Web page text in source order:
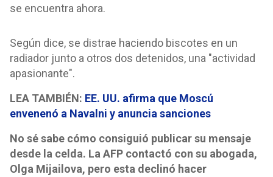
se encuentra ahora.
Según dice, se distrae haciendo biscotes en un
radiador junto a otros dos detenidos, una "actividad
apasionante".
LEA TAMBIÉN: EE. UU. afirma que Moscú
envenenó a Navalni y anuncia sanciones
No sé sabe cómo consiguió publicar su mensaje
desde la celda. La AFP contactó con su abogada,
Olga Mijailova, pero esta declinó hacer